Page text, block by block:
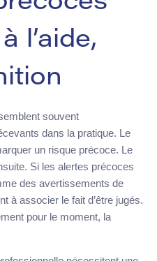
l’aide,
souvent
dans la pratique. Le
un risque précoce. Le
Si les alertes précoces
des avertissements de
à associer le fait d’être jugés.
pour le moment, la